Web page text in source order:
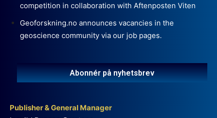
competition in collaboration with Aftenposten Viten
Geoforskning.no announces vacancies in the
geoscience community via our job pages.
Abonnér på nyhetsbrev
Publisher & General Manager